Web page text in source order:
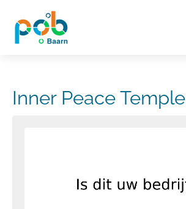
Inner Peace Temple